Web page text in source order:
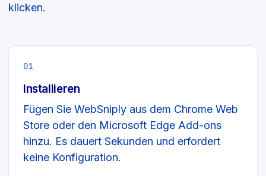
klicken.
01
Installieren
Fügen Sie WebSniply aus dem Chrome Web
Store oder den Microsoft Edge Add-ons
hinzu. Es dauert Sekunden und erfordert
keine Konfiguration.